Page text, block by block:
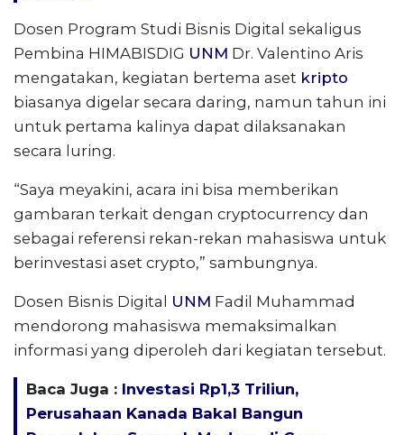
Dosen Program Studi Bisnis Digital sekaligus
Pembina HIMABISDIG UNM Dr. Valentino Aris
mengatakan, kegiatan bertema aset kripto
biasanya digelar secara daring, namun tahun ini
untuk pertama kalinya dapat dilaksanakan
secara luring.
“Saya meyakini, acara ini bisa memberikan
gambaran terkait dengan cryptocurrency dan
sebagai referensi rekan-rekan mahasiswa untuk
berinvestasi aset crypto,” sambungnya.
Dosen Bisnis Digital UNM Fadil Muhammad
mendorong mahasiswa memaksimalkan
informasi yang diperoleh dari kegiatan tersebut.
Baca Juga : Investasi Rp1,3 Triliun,
Perusahaan Kanada Bakal Bangun